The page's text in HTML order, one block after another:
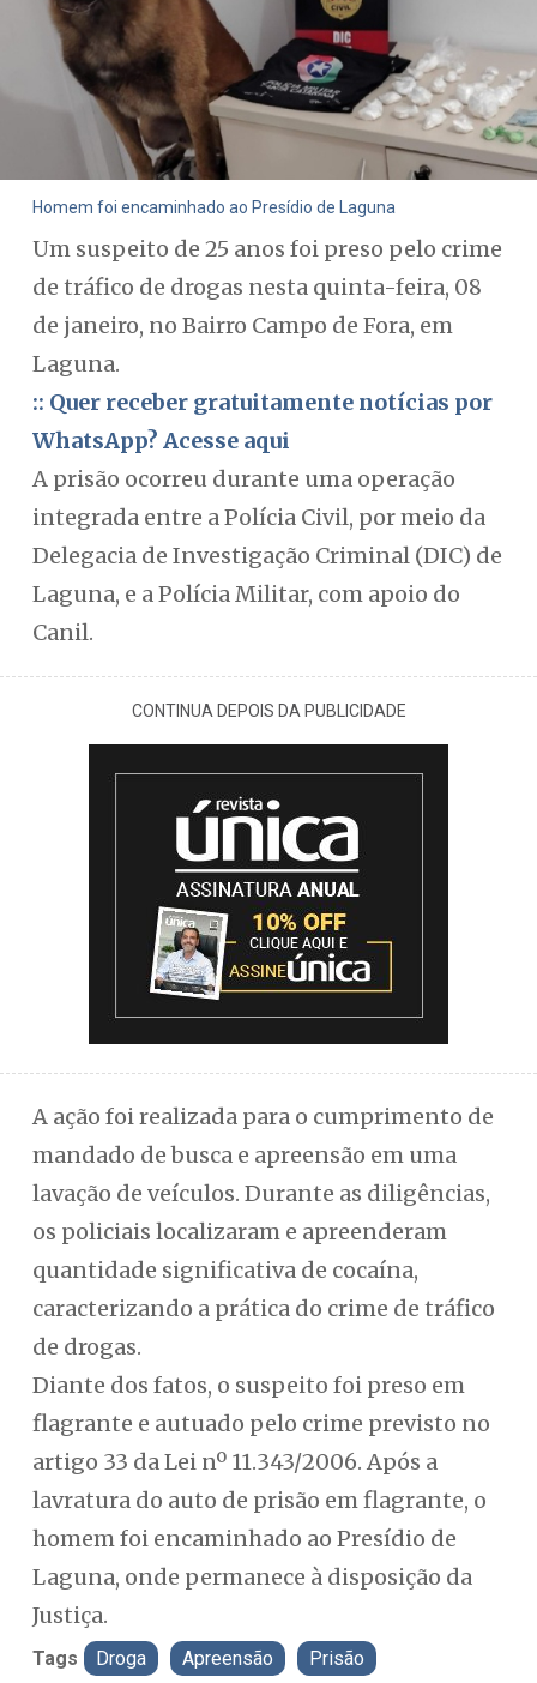
Homem foi encaminhado ao Presídio de Laguna
Um suspeito de 25 anos foi preso pelo crime
de tráfico de drogas nesta quinta-feira, 08
de janeiro, no Bairro Campo de Fora, em
Laguna.
:: Quer receber gratuitamente notícias por
WhatsApp? Acesse aqui
A prisão ocorreu durante uma operação
integrada entre a Polícia Civil, por meio da
Delegacia de Investigação Criminal (DIC) de
Laguna, e a Polícia Militar, com apoio do
Canil.
CONTINUA DEPOIS DA PUBLICIDADE
A ação foi realizada para o cumprimento de
mandado de busca e apreensão em uma
lavação de veículos. Durante as diligências,
os policiais localizaram e apreenderam
quantidade significativa de cocaína,
caracterizando a prática do crime de tráfico
de drogas.
Diante dos fatos, o suspeito foi preso em
flagrante e autuado pelo crime previsto no
artigo 33 da Lei nº 11.343/2006. Após a
lavratura do auto de prisão em flagrante, o
homem foi encaminhado ao Presídio de
Laguna, onde permanece à disposição da
Justiça.
Tags Droga Apreensão Prisão